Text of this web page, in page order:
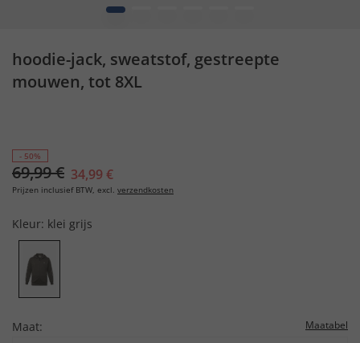
1
hoodie-jack, sweatstof, gestreepte
mouwen, tot 8XL
- 50%
69,99 € 34,99 €
Prijzen inclusief BTW, excl. verzendkosten
Kleur: klei grijs
Maat: Maatabel